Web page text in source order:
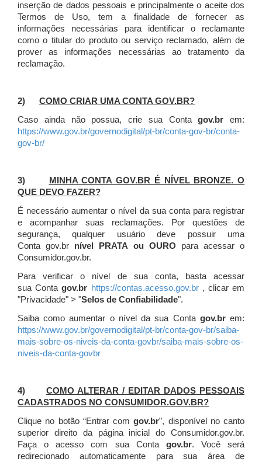
inserção de dados pessoais e principalmente o aceite dos
Termos de Uso, tem a finalidade de fornecer as
informações necessárias para identificar o reclamante
como o titular do produto ou serviço reclamado, além de
prover as informações necessárias ao tratamento da
reclamação.
2) COMO CRIAR UMA CONTA GOV.BR?
Caso ainda não possua, crie sua Contagov.br em:
https://www.gov.br/governodigital/pt-br/conta-gov-br/conta-
gov-br/
3)
MINHA CONTA GOV.BR É NÍVEL BRONZE. O
QUE DEVO FAZER?
É necessário aumentar o nível da sua conta para registrar
e acompanhar suas reclamações. Por questões de
segurança, qualquer usuário deve possuir uma
Conta gov.br nível PRATA ou OURO para acessar o
Consumidor.gov.br.
Para verificar o nível de sua conta, basta acessar
sua Contagov.br https://contas.acesso.gov.br, clicar em
"Privacidade" > "Selos de Confiabilidade".
Saiba como aumentar o nível da sua Conta gov.brem:
https://www.gov.br/governodigital/pt-br/conta-gov-br/saiba-
mais-sobre-os-niveis-da-conta-govbr/saiba-mais-sobre-os-
niveis-da-conta-govbr
4) COMO ALTERAR / EDITAR DADOS PESSOAIS
CADASTRADOS NO CONSUMIDOR.GOV.BR?
Clique no botão “Entrar comgov.br”, disponível no canto
superior direito da página inicial do Consumidor.gov.br.
Faça o acesso com sua Conta gov.br. Você será
redirecionado automaticamente para sua área de